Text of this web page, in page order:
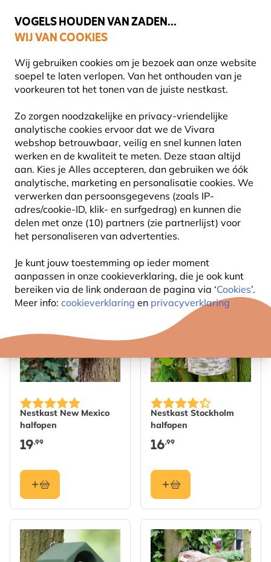
VOGELS HOUDEN VAN ZADEN...
WIJ VAN COOKIES
Wij gebruiken cookies om je bezoek aan onze website
soepel te laten verlopen. Van het onthouden van je
voorkeuren tot het tonen van de juiste nestkast.
Zo zorgen noodzakelijke en privacy-vriendelijke
analytische cookies ervoor dat we de Vivara
webshop betrouwbaar, veilig en snel kunnen laten
werken en de kwaliteit te meten. Deze staan altijd
aan. Kies je Alles accepteren, dan gebruiken we óók
analytische, marketing en personalisatie cookies. We
verwerken dan persoonsgegevens (zoals IP-
adres/cookie-ID, klik- en surfgedrag) en kunnen die
delen met onze (10) partners (zie partnerlijst) voor
het personaliseren van advertenties.
Je kunt jouw toestemming op ieder moment
aanpassen in onze cookieverklaring, die je ook kunt
bereiken via de link onderaan de pagina via ‘Cookies’.
Meer info: cookieverklaring en privacyverklaring
Gratis thuisbezorgd vanaf €49
NESTKASTEN VOOR WINTERKONING
Winterkoninkjes zijn charmante, kleine vogels die leven
en prachtige melodieën in je tuin brengen. Het
aanbieden van een speciaal ontworpen vogelhuis Lees
meer
Producten
Nestkast New Mexico
halfopen
19,99
Nestkast Stockholm
halfopen
16,99